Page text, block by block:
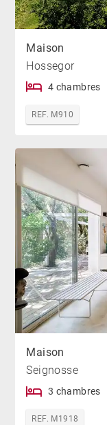
Maison
Hossegor
4 chambres
REF. M910
Maison
Seignosse
3 chambres
REF. M1918